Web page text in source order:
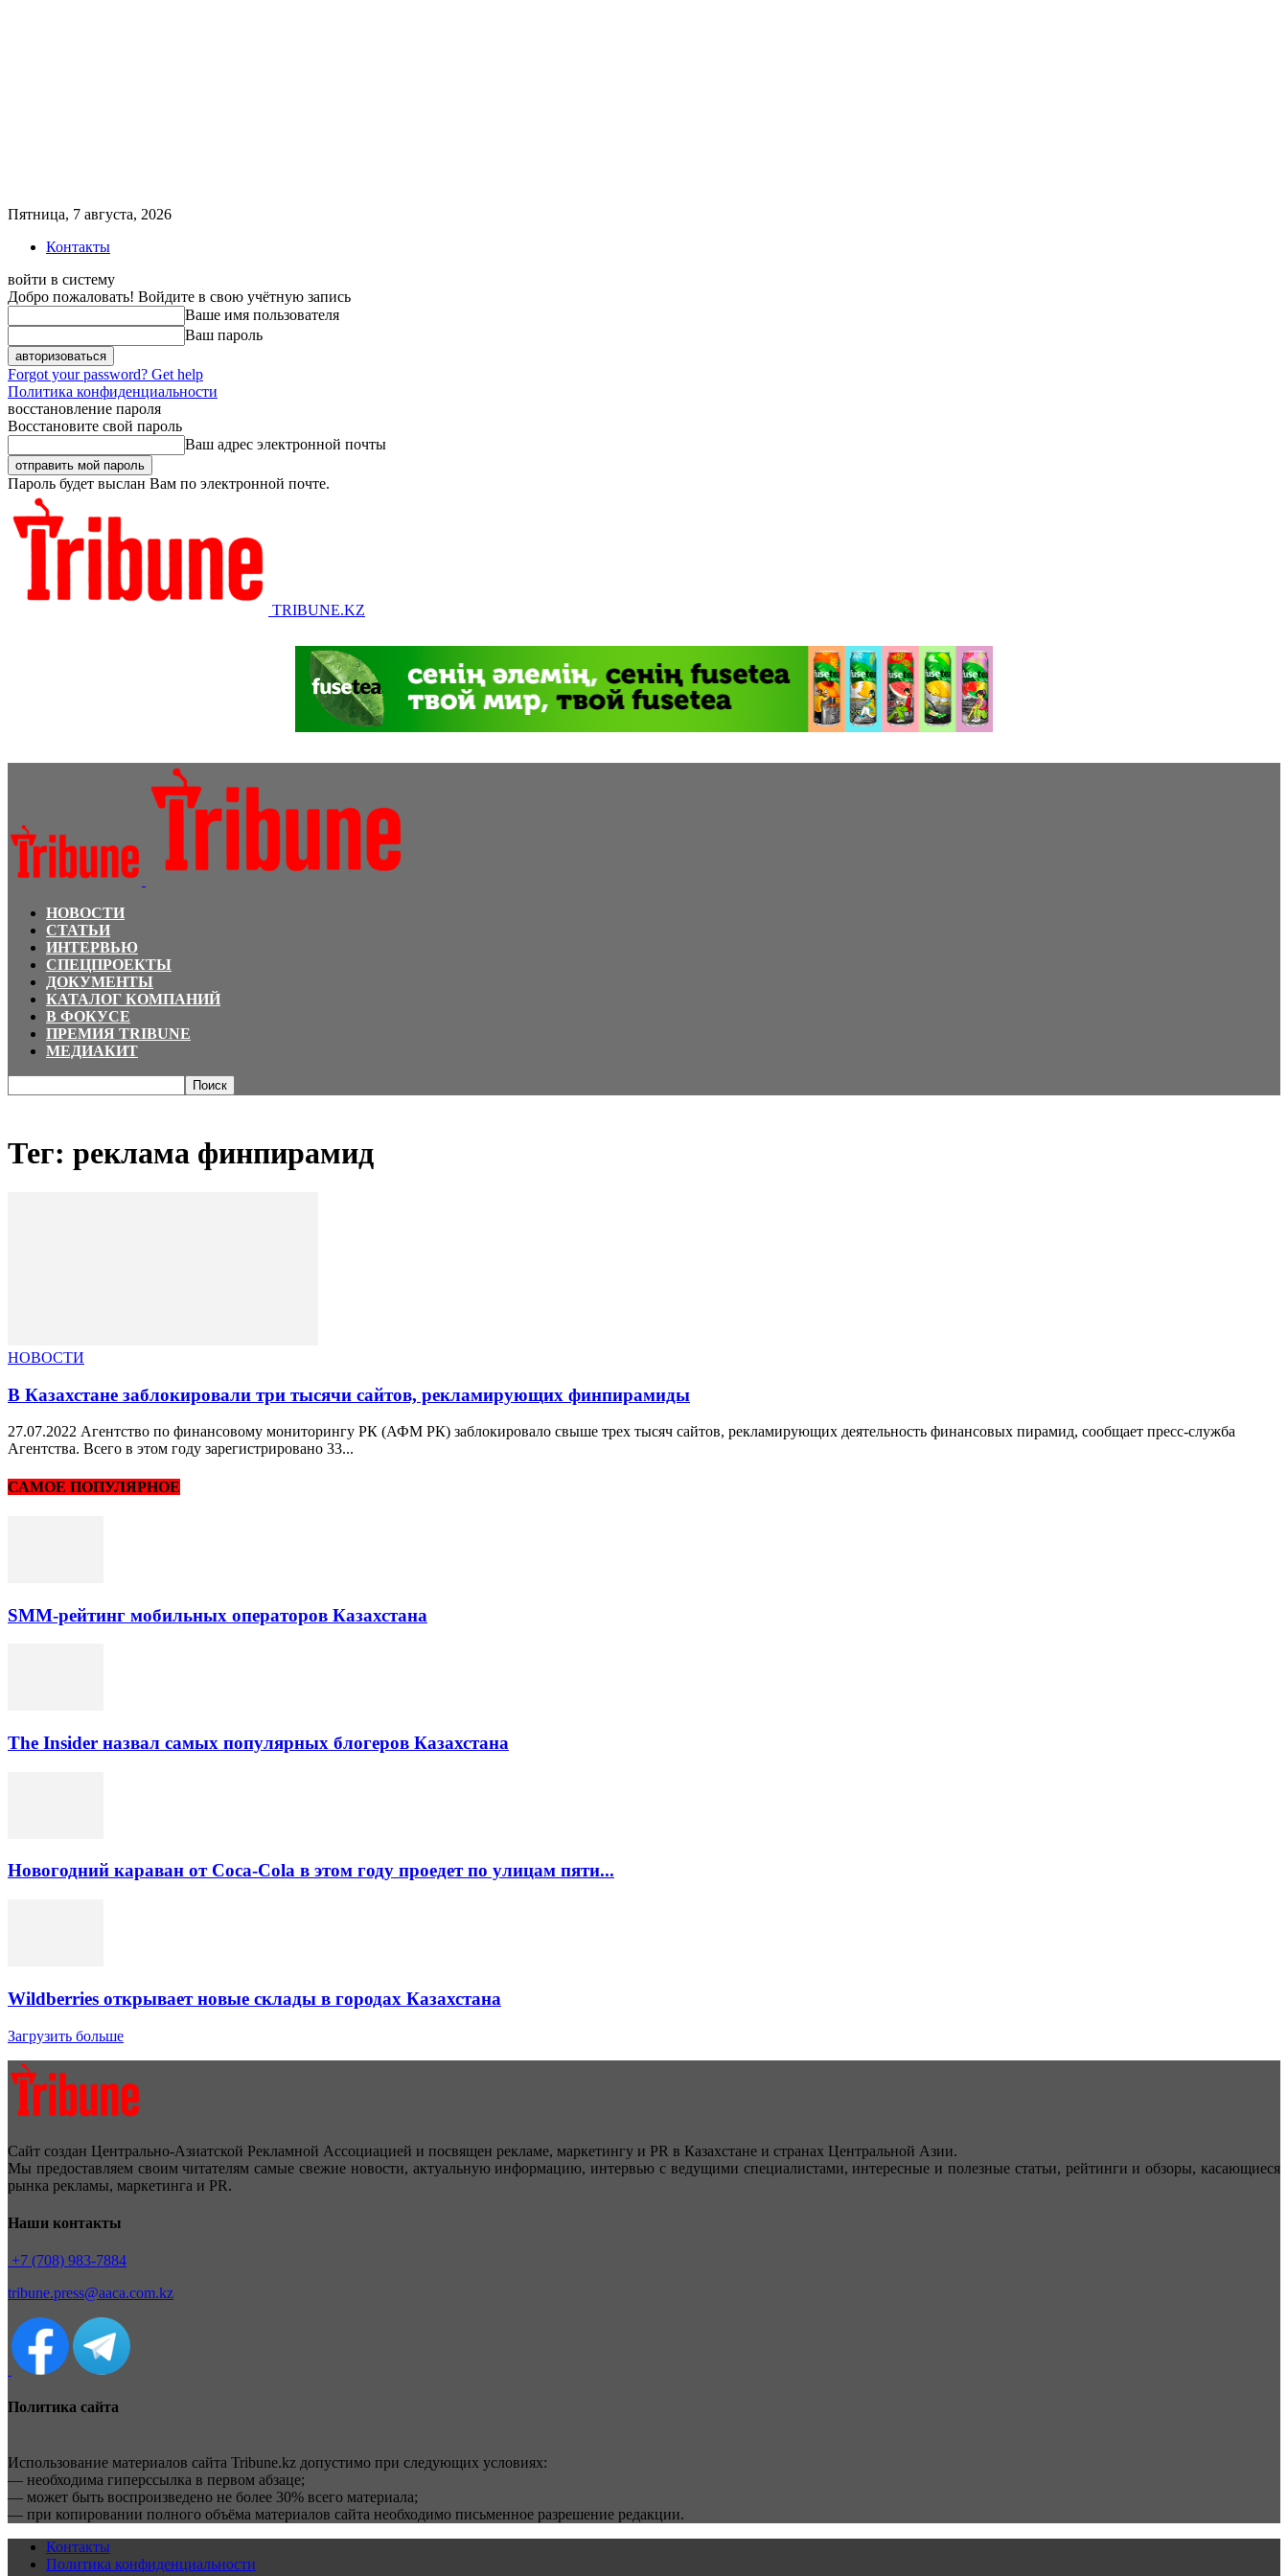
Пятница, 7 августа, 2026
Контакты
войти в систему
Добро пожаловать! Войдите в свою учётную запись
Ваше имя пользователя
Ваш пароль
Forgot your password? Get help
Политика конфиденциальности
восстановление пароля
Восстановите свой пароль
Ваш адрес электронной почты
Пароль будет выслан Вам по электронной почте.
TRIBUNE.KZ
НОВОСТИ
СТАТЬИ
ИНТЕРВЬЮ
СПЕЦПРОЕКТЫ
ДОКУМЕНТЫ
КАТАЛОГ КОМПАНИЙ
В ФОКУСЕ
ПРЕМИЯ TRIBUNE
МЕДИАКИТ
Тег: реклама финпирамид
НОВОСТИ
В Казахстане заблокировали три тысячи сайтов, рекламирующих финпирамиды
27.07.2022 Агентство по финансовому мониторингу РК (АФМ РК) заблокировало свыше трех тысяч сайтов, рекламирующих деятельность финансовых пирамид, сообщает пресс-служба
Агентства. Всего в этом году зарегистрировано 33...
САМОЕ ПОПУЛЯРНОЕ
SMM-рейтинг мобильных операторов Казахстана
The Insider назвал самых популярных блогеров Казахстана
Новогодний караван от Coca-Cola в этом году проедет по улицам пяти...
Wildberries открывает новые склады в городах Казахстана
Загрузить больше
Сайт создан Центрально-Азиатской Рекламной Ассоциацией и посвящен рекламе, маркетингу и PR в Казахстане и странах Центральной Азии.
Мы предоставляем своим читателям самые свежие новости, актуальную информацию, интервью с ведущими специалистами, интересные и полезные статьи, рейтинги и обзоры, касающиеся
рынка рекламы, маркетинга и PR.
Наши контакты
+7 (708) 983-7884
tribune.press@aaca.com.kz
Политика сайта
Использование материалов сайта Tribune.kz допустимо при следующих условиях:
— необходима гиперссылка в первом абзаце;
— может быть воспроизведено не более 30% всего материала;
— при копировании полного объёма материалов сайта необходимо письменное разрешение редакции.
Контакты
Политика конфиденциальности